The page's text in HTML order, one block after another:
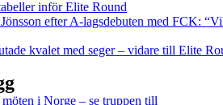
inför Elite Round
efter A-lagsdebuten med FCK:
kvalet med seger – vidare till Elite